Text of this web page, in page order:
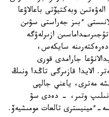
وبەكتيۆتى باعالاۋعا
ءبىز جەراستى سۋىن
ازىرلەۋگە
سايكەس،
جارامدى قورى
تەكشە مەتر. الايدا قازىرگى تاڭدا ونىڭ
ميلليون تەكشە مەترى، ياعني جالپى
پايدالانىلىپ وتىر، - دەدى سۋ
ءمينيسترى تالعات مومىشيەۆ.